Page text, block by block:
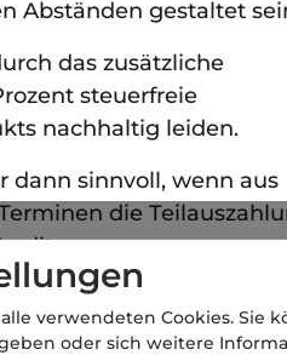
Abständen gestaltet
das zusätzliche
steuerfreie
nachhaltig leiden.
dann sinnvoll, wenn aus
die
verwendeten Cookies. Sie
oder sich weitere